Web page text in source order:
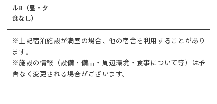
ルB（昼・夕
食なし）
※上記宿泊施設が満室の場合、他の宿舎を利用することがあり
ます。
※施設の情報（設備・備品・周辺環境・食事について等）は予
告なく変更される場合がございます。